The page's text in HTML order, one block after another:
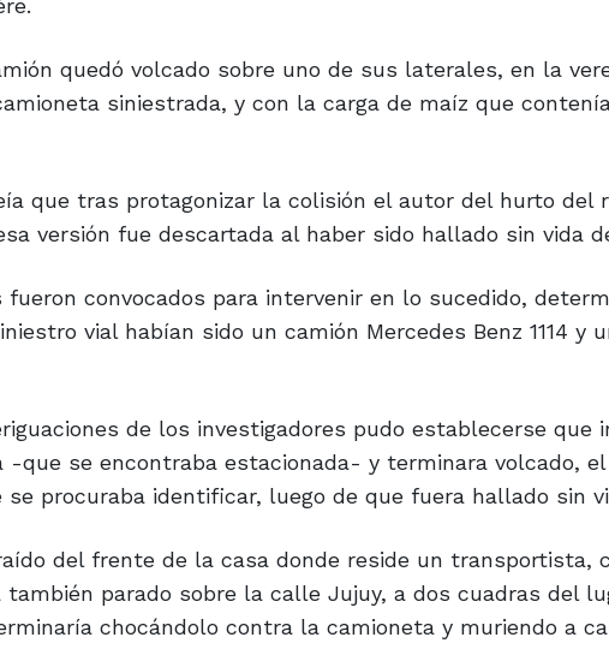
siniestrada, y con la carga de maíz que
versión fue descartada al haber sido hallado sin vida
vial habían sido un camión Mercedes Benz 1114 y
-que se encontraba estacionada- y terminara volcado,
procuraba identificar, luego de que fuera hallado sin
también parado sobre la calle Jujuy, a dos cuadras del
chocándolo contra la camioneta y muriendo a